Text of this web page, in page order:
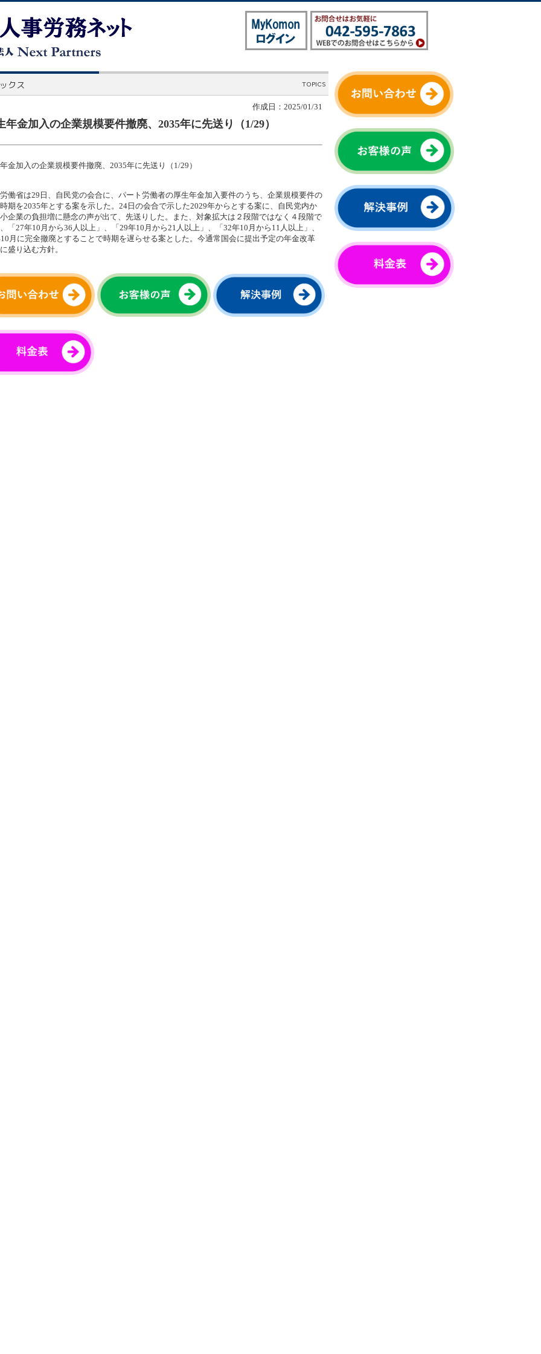
作成日：2025/01/31
年金加入の企業規模要件撤廃、2035年に先送り（1/29）
金加入の企業規模要件撤廃、2035年に先送り（1/29）
働省は29日、自民党の会合に、パート労働者の厚生年金加入要件のうち、企業規模要件の
期を2035年とする案を示した。24日の会合で示した2029年からとする案に、自民党内か
企業の負担増に懸念の声が出て、先送りした。また、対象拡大は２段階ではなく４段階で
「27年10月から36人以上」、「29年10月から21人以上」、「32年10月から11人以上」、
月に完全撤廃とすることで時期を遅らせる案とした。今通常国会に提出予定の年金改革
盛り込む方針。